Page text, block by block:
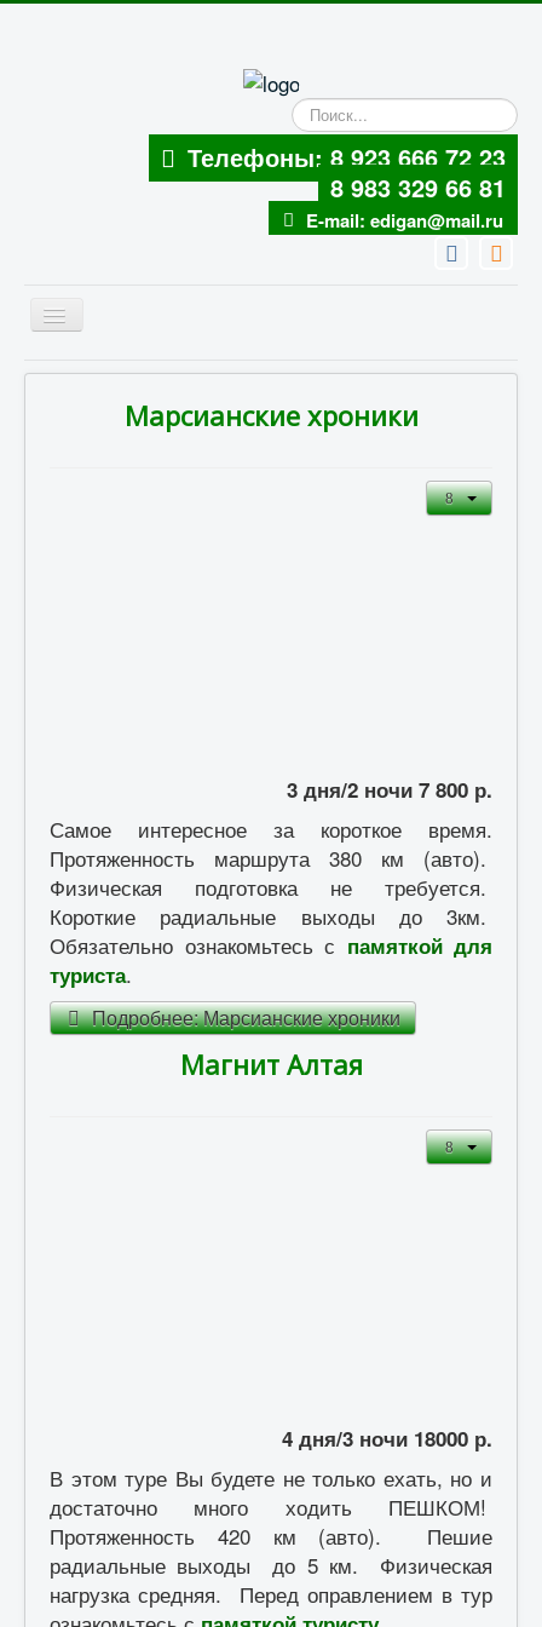
Искать...
Телефоны: 8 923 666 72 23
8 983 329 66 81
E-mail: edigan@mail.ru
Включить/
выключить
Главная
Марсианские хроники
3 дня/2 ночи 7 800 р.
Самое интересное за короткое время.
Протяженность маршрута 380 км (авто).
Физическая подготовка не требуется.
Короткие радиальные выходы до 3км.
Обязательно ознакомьтесь с памяткой для
туриста.
Подробнее: Марсианские хроники
Магнит Алтая
4 дня/3 ночи 18000 р.
В этом туре Вы будете не только ехать, но и
достаточно много ходить ПЕШКОМ!
Протяженность 420 км (авто). Пешие
радиальные выходы до 5 км. Физическая
нагрузка средняя. Перед оправлением в тур